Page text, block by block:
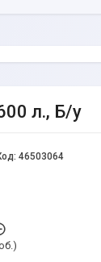
л., Б/у
46503064